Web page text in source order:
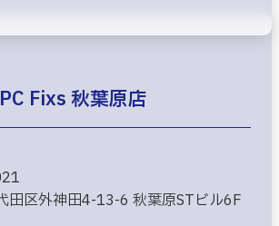
PC Fixs 秋葉原店
田区外神田4-13-6 秋葉原STビル6F